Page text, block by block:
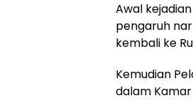
Awal
pengaruh
kembali ke
Kemudian
dalam